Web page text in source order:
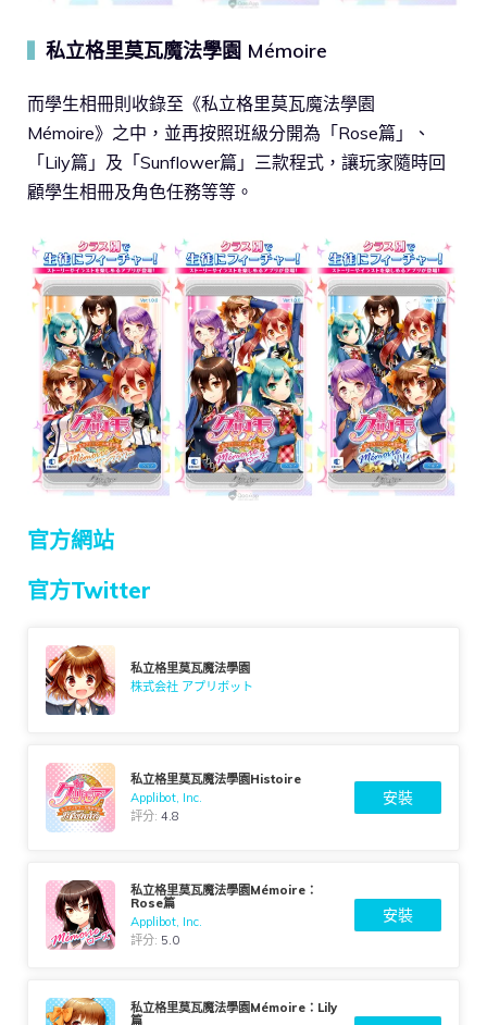
私立格里莫瓦魔法學園 Mémoire
而學生相冊則收錄至《私立格里莫瓦魔法學園
Mémoire》之中，並再按照班級分開為「Rose篇」、
「Lily篇」及「Sunflower篇」三款程式，讓玩家隨時回
顧學生相冊及角色任務等等。
官方網站
官方Twitter
私立格里莫瓦魔法學園
株式会社 アプリボット
私立格里莫瓦魔法學園Histoire
Applibot, Inc.
評分:4.8
安裝
私立格里莫瓦魔法學園Mémoire：
Rose篇
Applibot, Inc.
評分: 5.0
安裝
私立格里莫瓦魔法學園Mémoire：Lily
篇